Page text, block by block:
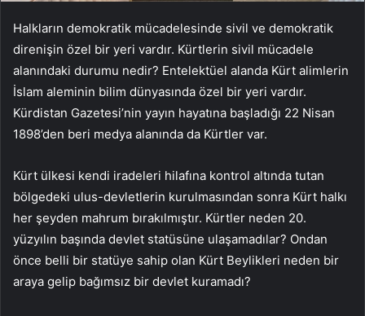
Halkların demokratik mücadelesinde sivil ve demokratik
direnişin özel bir yeri vardır. Kürtlerin sivil mücadele
alanındaki durumu nedir? Entelektüel alanda Kürt alimlerin
İslam aleminin bilim dünyasında özel bir yeri vardır.
Kürdistan Gazetesi’nin yayın hayatına başladığı 22 Nisan
1898’den beri medya alanında da Kürtler var.
Kürt ülkesi kendi iradeleri hilafına kontrol altında tutan
bölgedeki ulus-devletlerin kurulmasından sonra Kürt halkı
her şeyden mahrum bırakılmıştır. Kürtler neden 20.
yüzyılın başında devlet statüsüne ulaşamadılar? Ondan
önce belli bir statüye sahip olan Kürt Beylikleri neden bir
araya gelip bağımsız bir devlet kuramadı?